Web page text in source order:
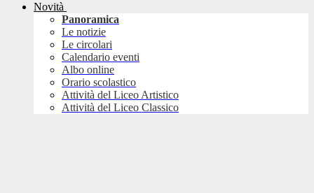
Novità
Panoramica
Le notizie
Le circolari
Calendario eventi
Albo online
Orario scolastico
Attività del Liceo Artistico
Attività del Liceo Classico